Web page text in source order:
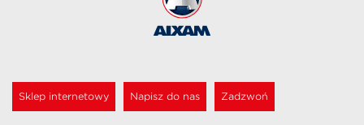
Sklep internetowy Napisz do nas Zadzwoń